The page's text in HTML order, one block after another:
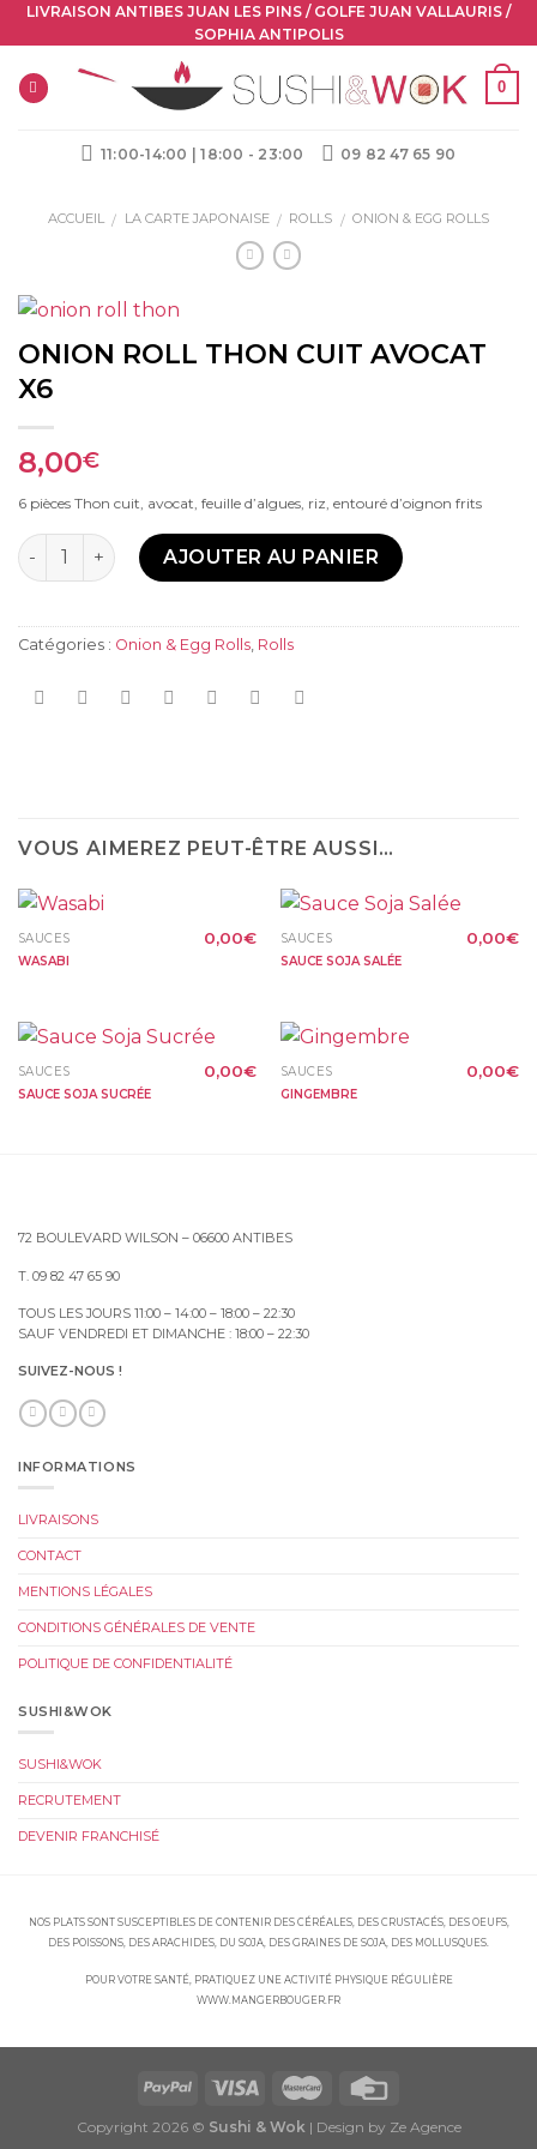
Skip
to
content
LIVRAISON ANTIBES JUAN LES PINS / GOLFE JUAN VALLAURIS /
SOPHIA ANTIPOLIS
0
11:00-14:00 | 18:00 - 23:00 09 82 47 65 90
ACCUEIL / LA CARTE JAPONAISE / ROLLS / ONION & EGG ROLLS
ONION ROLL THON CUIT AVOCAT
X6
8,00€
6 pièces Thon cuit, avocat, feuille d’algues, riz, entouré d’oignon frits
Quantité
AJOUTER AU PANIER
Catégories : Onion & Egg Rolls Rolls
VOUS AIMEREZ PEUT-ÊTRE AUSSI…
SAUCES
WASABI
0,00€
SAUCES
SAUCE SOJA SALÉE
0,00€
SAUCES
SAUCE SOJA SUCRÉE
0,00€
SAUCES
GINGEMBRE
0,00€
72 BOULEVARD WILSON – 06600 ANTIBES
T. 09 82 47 65 90
TOUS LES JOURS 11:00 – 14:00 – 18:00 – 22:30
SAUF VENDREDI ET DIMANCHE : 18:00 – 22:30
SUIVEZ-NOUS !
INFORMATIONS
LIVRAISONS
CONTACT
MENTIONS LÉGALES
CONDITIONS GÉNÉRALES DE VENTE
POLITIQUE DE CONFIDENTIALITÉ
SUSHI&WOK
SUSHI&WOK
RECRUTEMENT
DEVENIR FRANCHISÉ
NOS PLATS SONT SUSCEPTIBLES DE CONTENIR DES CÉRÉALES, DES CRUSTACÉS, DES OEUFS,
DES POISSONS, DES ARACHIDES, DU SOJA, DES GRAINES DE SOJA, DES MOLLUSQUES.
POUR VOTRE SANTÉ, PRATIQUEZ UNE ACTIVITÉ PHYSIQUE RÉGULIÈRE
WWW.MANGERBOUGER.FR
Copyright 2026 © Sushi & Wok | Design by Ze Agence